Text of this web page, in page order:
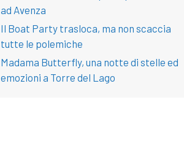
ad Avenza
Il Boat Party trasloca, ma non scaccia
tutte le polemiche
Madama Butterfly, una notte di stelle ed
emozioni a Torre del Lago